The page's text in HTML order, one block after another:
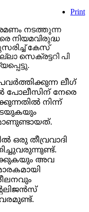
Print
നടത്തുന്ന
നിയമവിരുദ്ധ
കേസ്
സെക്രട്ടറി പി
ലീഗ്
പോലീസിന് നേരെ
നിന്ന്
ഒരു തീവ്രവാദി
അവ